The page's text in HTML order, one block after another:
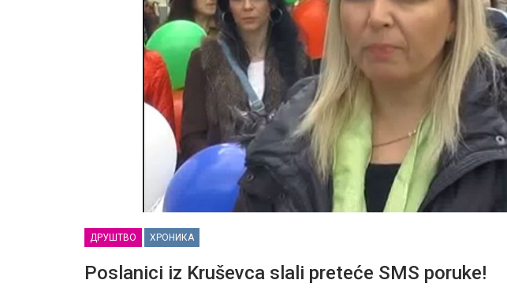
ДРУШТВО ХРОНИКА
Poslanici iz Kruševca slali preteće SMS poruke!